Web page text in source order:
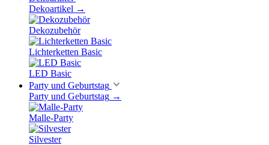
Dekoartikel →
Dekozubehör
Lichterketten Basic
LED Basic
Party und Geburtstag
Party und Geburtstag →
Malle-Party
Silvester